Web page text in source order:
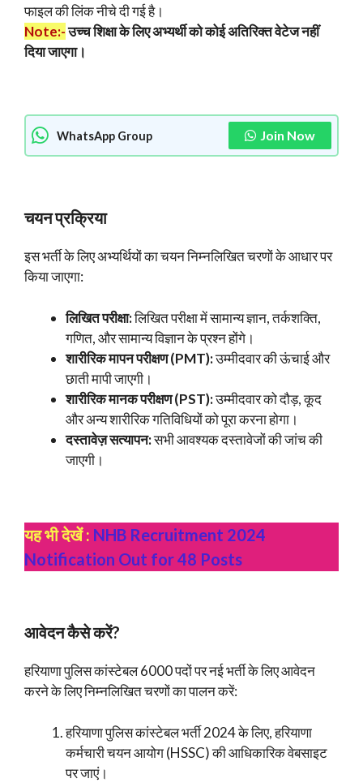
फाइल की लिंक नीचे दी गई है।
Note:-उच्च शिक्षा के लिए अभ्यर्थी को कोई अतिरिक्त वेटेज नहीं
दिया जाएगा।
WhatsApp Group Join Now
चयन प्रक्रिया
इस भर्ती के लिए अभ्यर्थियों का चयन निम्नलिखित चरणों के आधार पर
किया जाएगा:
लिखित परीक्षा:लिखित परीक्षा में सामान्य ज्ञान, तर्कशक्ति,
गणित, और सामान्य विज्ञान के प्रश्न होंगे।
शारीरिक मापन परीक्षण (PMT):उम्मीदवार की ऊंचाई और
छाती मापी जाएगी।
शारीरिक मानक परीक्षण (PST):उम्मीदवार को दौड़, कूद
और अन्य शारीरिक गतिविधियों को पूरा करना होगा।
दस्तावेज़ सत्यापन:सभी आवश्यक दस्तावेजों की जांच की
जाएगी।
यह भी देखें : NHB Recruitment 2024
Notification Out for 48 Posts
आवेदन कैसे करें?
हरियाणा पुलिस कांस्टेबल 6000 पदों पर नई भर्ती के लिए आवेदन
करने के लिए निम्नलिखित चरणों का पालन करें:
हरियाणा पुलिस कांस्टेबल भर्ती 2024 के लिए, हरियाणा
कर्मचारी चयन आयोग (HSSC) की आधिकारिक वेबसाइट
पर जाएं।